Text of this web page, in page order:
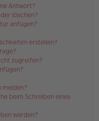
Antwort?
löschen?
anfügen?
erstellen?
zugreifen?
melden?
beim Schreiben eines
werden?